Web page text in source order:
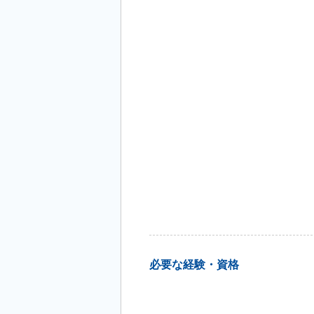
必要な経験・資格